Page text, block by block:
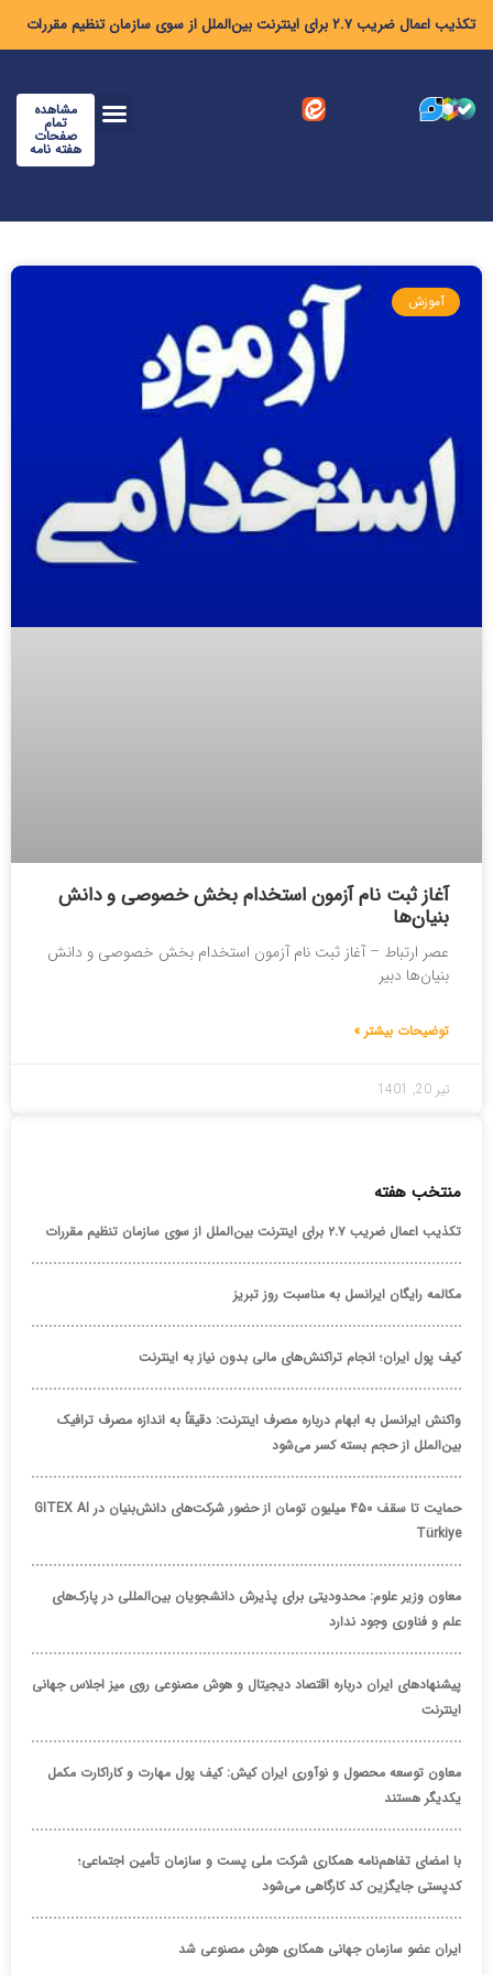
تکذیب اعمال ضریب ۲.۷ برای اینترنت بین‌الملل از سوی سازمان تنظیم مقررات
مشاهده
تمام
صفحات
هفته نامه
آموزش
آغاز ثبت‎ نام آزمون استخدام بخش خصوصی و دانش
بنیان‌ها
عصر ارتباط – آغاز ثبت‎ نام آزمون استخدام بخش خصوصی و دانش
بنیان‌ها دبیر
توضیحات بیشتر »
تیر 20, 1401
منتخب هفته
تکذیب اعمال ضریب ۲.۷ برای اینترنت بین‌الملل از سوی سازمان تنظیم مقررات
مکالمه رایگان ایرانسل به مناسبت روز تبریز
کیف پول ایران؛ انجام تراکنش‌های مالی بدون نیاز به اینترنت
واکنش ایرانسل به ابهام درباره مصرف اینترنت: دقیقاً به اندازه مصرف ترافیک
بین‌الملل از حجم بسته کسر می‌شود
حمایت تا سقف ۴۵۰ میلیون تومان از حضور شرکت‌های دانش‌بنیان در GITEX AI
Türkiye
معاون وزیر علوم: محدودیتی برای پذیرش دانشجویان بین‌المللی در پارک‌های
علم و فناوری وجود ندارد
پیشنهادهای ایران درباره اقتصاد دیجیتال و هوش مصنوعی روی میز اجلاس جهانی
اینترنت
معاون توسعه محصول و نوآوری ایران کیش: کیف پول مهارت و کاراکارت مکمل
یکدیگر هستند
با امضای تفاهم‌نامه همکاری شرکت ملی پست و سازمان تأمین اجتماعی؛
کدپستی جایگزین کد کارگاهی می‌شود
ایران عضو سازمان جهانی همکاری هوش مصنوعی شد